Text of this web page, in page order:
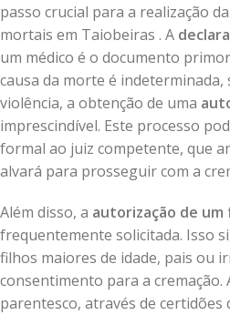
passo crucial para a realização
mortais em Taiobeiras . A
um médico é o documento
causa da morte é
violência, a obtenção de uma
imprescindível. Este processo
formal ao juiz competente, que
alvará para prosseguir com a
Além disso, a autorização de
frequentemente solicitada. Isso
filhos maiores de idade, pais ou
consentimento para a cremação.
parentesco, através de certidões